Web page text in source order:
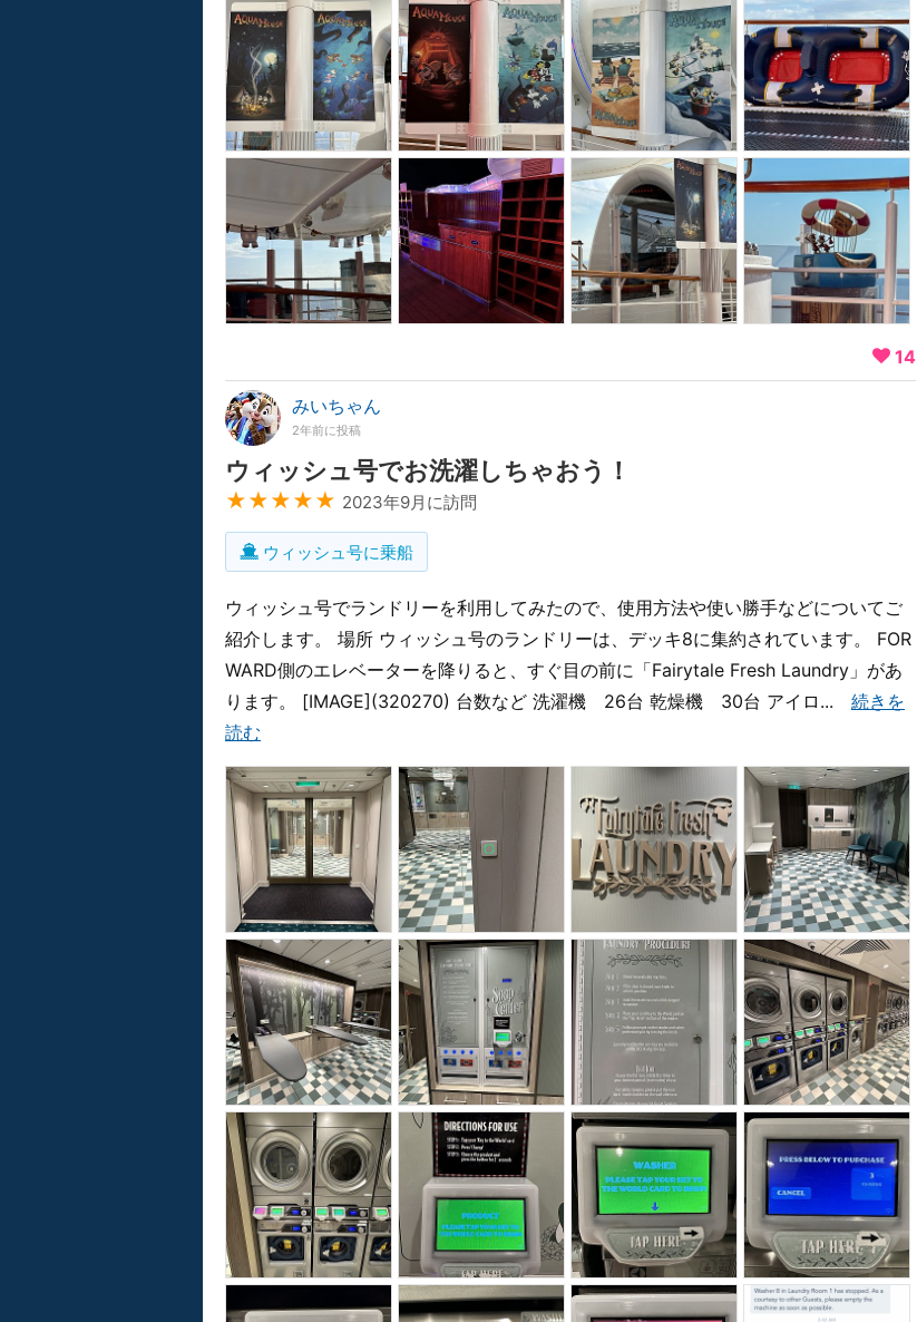
14
みいちゃん
2年前に投稿
ウィッシュ号でお洗濯しちゃおう！
★★★★★ 2023年9月に訪問
ウィッシュ号に乗船
ウィッシュ号でランドリーを利用してみたので、使用方法や使い勝手などについてご
紹介します。 場所 ウィッシュ号のランドリーは、デッキ8に集約されています。 FOR
WARD側のエレベーターを降りると、すぐ目の前に「Fairytale Fresh Laundry」があ
ります。 [IMAGE](320270) 台数など 洗濯機 26台 乾燥機 30台 アイロ... 続きを
読む